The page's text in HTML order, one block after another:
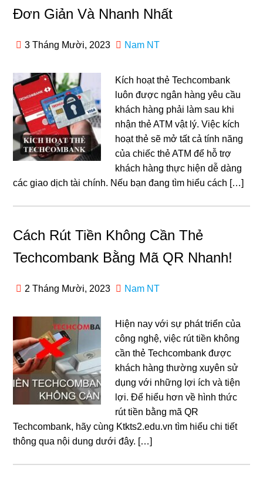
Đơn Giản Và Nhanh Nhất
3 Tháng Mười, 2023 Nam NT
Kích hoạt thẻ Techcombank
luôn được ngân hàng yêu cầu
khách hàng phải làm sau khi
nhận thẻ ATM vật lý. Việc kích
hoạt thẻ sẽ mở tất cả tính năng
của chiếc thẻ ATM để hỗ trợ
khách hàng thực hiện dễ dàng
các giao dịch tài chính. Nếu bạn đang tìm hiểu cách […]
Cách Rút Tiền Không Cần Thẻ
Techcombank Bằng Mã QR Nhanh!
2 Tháng Mười, 2023 Nam NT
Hiện nay với sự phát triển của
công nghệ, việc rút tiền không
cần thẻ Techcombank được
khách hàng thường xuyên sử
dụng với những lợi ích và tiện
lợi. Để hiểu hơn về hình thức
rút tiền bằng mã QR
Techcombank, hãy cùng Ktkts2.edu.vn tìm hiểu chi tiết
thông qua nội dung dưới đây. […]